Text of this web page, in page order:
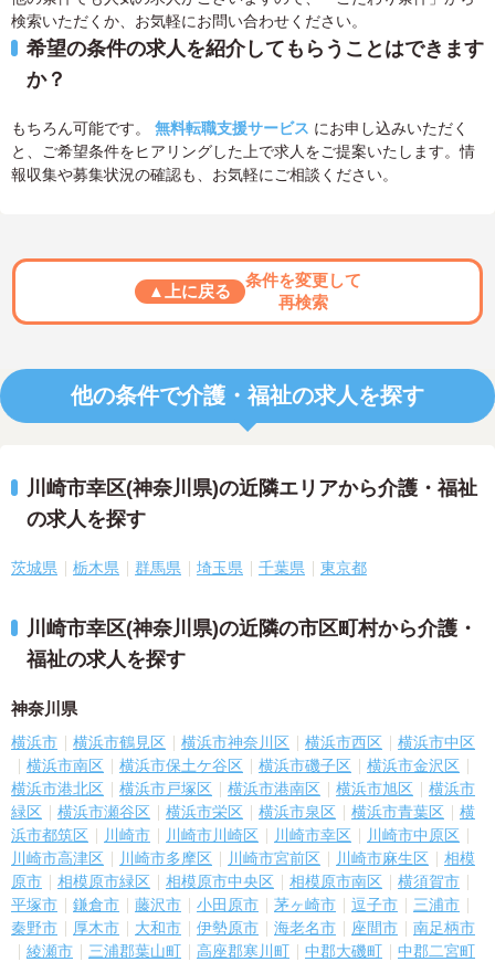
検索いただくか、お気軽にお問い合わせください。
希望の条件の求人を紹介してもらうことはできます
か？
もちろん可能です。 無料転職支援サービス にお申し込みいただく
と、ご希望条件をヒアリングした上で求人をご提案いたします。情
報収集や募集状況の確認も、お気軽にご相談ください。
▲上に戻る
条件を変更して
再検索
他の条件で介護・福祉の求人を探す
川崎市幸区(神奈川県)の近隣エリアから介護・福祉
の求人を探す
茨城県 栃木県 群馬県 埼玉県 千葉県 東京都
川崎市幸区(神奈川県)の近隣の市区町村から介護・
福祉の求人を探す
神奈川県
横浜市 横浜市鶴見区 横浜市神奈川区 横浜市西区
横浜市中区
横浜市南区
横浜市保土ケ谷区 横浜市磯子区
横浜市金沢区
横浜市港北区
横浜市戸塚区 横浜市港南区 横浜市旭区
横浜市
緑区
横浜市瀬谷区 横浜市栄区 横浜市泉区 横浜市青葉区
横
浜市都筑区
川崎市 川崎市川崎区 川崎市幸区
川崎市中原区
川崎市高津区
川崎市多摩区 川崎市宮前区 川崎市麻生区
相模
原市
相模原市緑区 相模原市中央区 相模原市南区
横須賀市
平塚市
鎌倉市 藤沢市 小田原市 茅ヶ崎市 逗子市
三浦市
秦野市
厚木市 大和市 伊勢原市 海老名市 座間市
南足柄市
綾瀬市
三浦郡葉山町 高座郡寒川町 中郡大磯町
中郡二宮町